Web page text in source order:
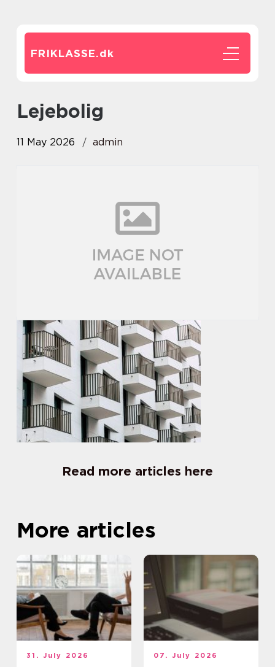
FRIKLASSE.dk
lejebolig
11 May 2026 admin
Read more articles here
More articles
31. July 2026 07. July 2026